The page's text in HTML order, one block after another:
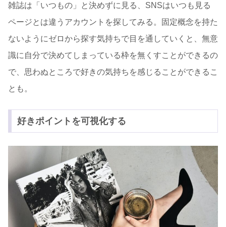
雑誌は「いつもの」と決めずに見る、SNSはいつも見る
ページとは違うアカウントを探してみる。固定概念を持た
ないようにゼロから探す気持ちで目を通していくと、無意
識に自分で決めてしまっている枠を無くすことができるの
で、思わぬところで好きの気持ちを感じることができるこ
とも。
好きポイントを可視化する